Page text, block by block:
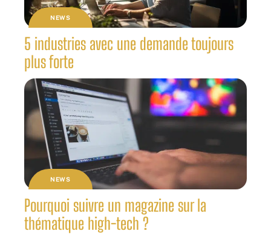
NEWS
5 industries avec une demande toujours
plus forte
NEWS
Pourquoi suivre un magazine sur la
thématique high-tech ?